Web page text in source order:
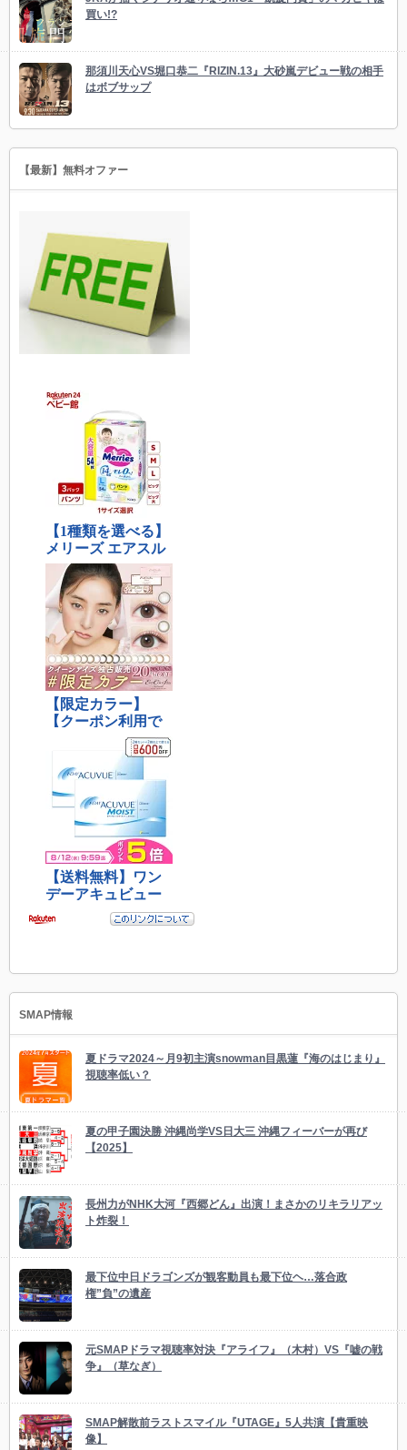
買い!?
那須川天心VS堀口恭二『RIZIN.13』大砂嵐デビュー戦の相手
はボブサップ
【最新】無料オファー
SMAP情報
夏ドラマ2024～月9初主演snowman目黒蓮『海のはじまり』
視聴率低い？
夏の甲子園決勝 沖縄尚学VS日大三 沖縄フィーバーが再び
【2025】
長州力がNHK大河『西郷どん』出演！まさかのリキラリアッ
ト炸裂！
最下位中日ドラゴンズが観客動員も最下位ヘ…落合政
権”負”の遺産
元SMAPドラマ視聴率対決『アライフ』（木村）VS『嘘の戦
争』（草なぎ）
SMAP解散前ラストスマイル『UTAGE』5人共演【貴重映
像】